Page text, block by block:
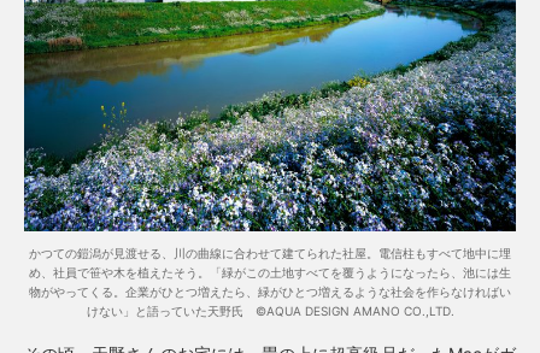
かつての鎧潟が見渡せる、川の曲線に合わせて建てられた社屋。電信柱もすべて地中に埋
め、社員で笹や木を植えたそう。「緑がこの土地すべてを覆うようになったら、池には生
物がやってくる。企業がひとつ増えたら、緑がひとつ増えるような社会を作らなければい
けない」と語っていた天野氏 ©AQUA DESIGN AMANO CO.,LTD.